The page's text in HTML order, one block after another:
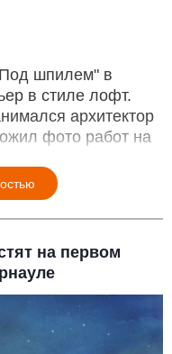
шпилем" в
в стиле лофт.
архитектор
фото работ на
на первом